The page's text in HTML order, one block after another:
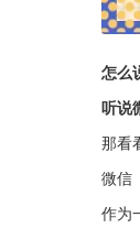
怎么
听说
那看
微信
作为